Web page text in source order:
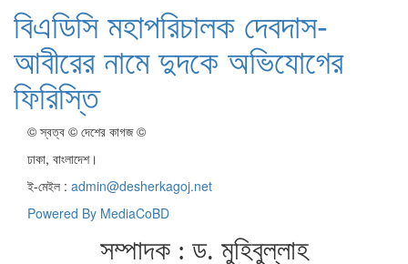
বিএডিসি মহাপরিচালক দেবদাস-
আবীরের নামে দুদকে অভিযোগের
ফিরিস্তি
© স্বত্ব © দেশের কাগজ ©
ঢাকা, বাংলাদেশ।
ই-মেইল : admin@desherkagoj.net
Powered By MediaCoBD
সম্পাদক : ড. মুহিবুল্লাহ